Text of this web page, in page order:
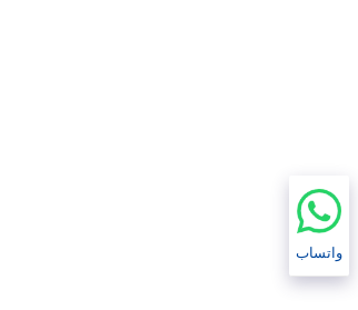
واتساب